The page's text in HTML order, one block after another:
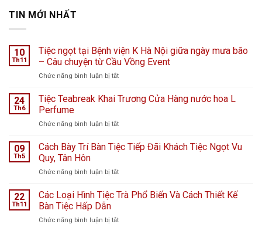
TIN MỚI NHẤT
10
Th11
Tiệc ngọt tại Bệnh viện K Hà Nội giữa ngày mưa bão
– Câu chuyện từ Cầu Vồng Event
Chức năng bình luận bị tắtở
ngọt
viện
Hà
ngày
bão
24
Th6
Tiệc Teabreak Khai Trương Cửa Hàng nước hoa L
Perfume
Chức năng bình luận bị tắtở
Teabreak
Khai
Cửa
nước
Perfume
09
Th5
Cách Bày Trí Bàn Tiệc Tiếp Đãi Khách Tiệc Ngọt Vu
Quy, Tân Hôn
Chức năng bình luận bị tắtở
Bày
Tiệc
22
Th11
Các Loại Hình Tiệc Trà Phổ Biến Và Cách Thiết Kế
Bàn Tiệc Hấp Dẫn
Chức năng bình luận bị tắtở